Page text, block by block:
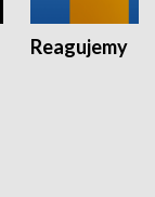
Reagujemy